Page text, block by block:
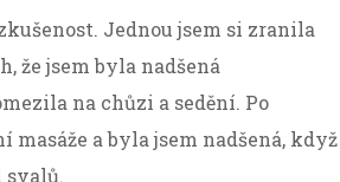
Jednou jsem si zranila
že jsem byla nadšená
na chůzi a sedění. Po
a byla jsem nadšená, když
svalů.